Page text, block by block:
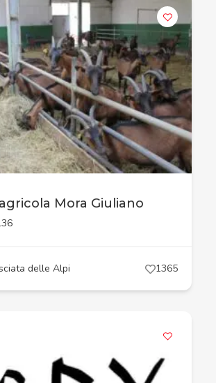
Mora Giuliano
delle Alpi 1365